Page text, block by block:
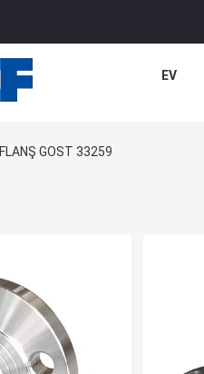
EV
FLANŞ GOST 33259